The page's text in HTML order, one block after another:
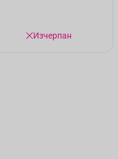
Изчерпан